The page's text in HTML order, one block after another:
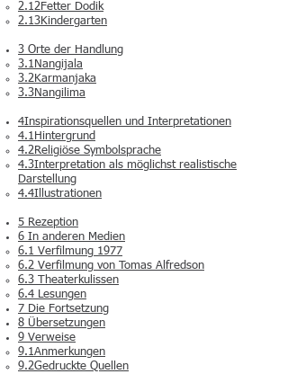
2.12Fetter Dodik
2.13Kindergarten
3 Orte der Handlung
3.1Nangijala
3.2Karmanjaka
3.3Nangilima
4Inspirationsquellen und Interpretationen
4.1Hintergrund
4.2Religiöse Symbolsprache
4.3Interpretation als möglichst realistische
Darstellung
4.4Illustrationen
5 Rezeption
6 In anderen Medien
6.1 Verfilmung 1977
6.2 Verfilmung von Tomas Alfredson
6.3 Theaterkulissen
6.4 Lesungen
7 Die Fortsetzung
8 Übersetzungen
9 Verweise
9.1Anmerkungen
9.2Gedruckte Quellen